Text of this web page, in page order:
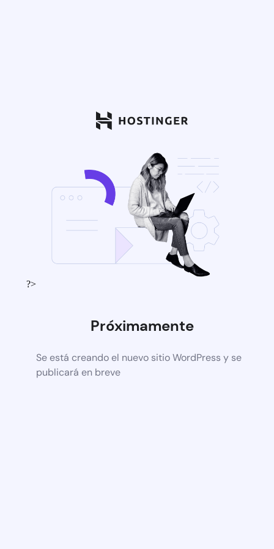
?>
Próximamente
Se está creando el nuevo sitio WordPress y se
publicará en breve